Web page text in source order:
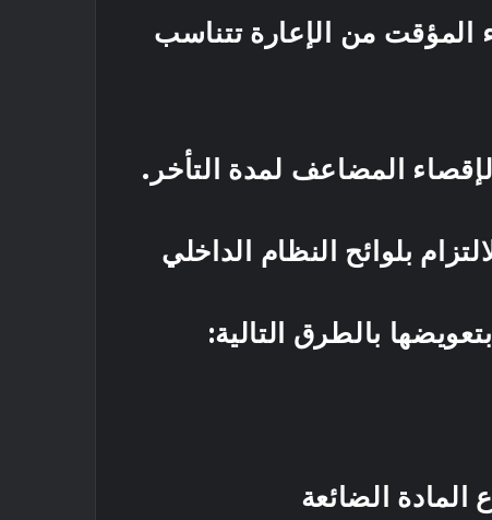
المؤقت من الإعارة تتناسب
المضاعف لمدة التأخر.
بلوائح النظام الداخلي
بالطرق التالية: